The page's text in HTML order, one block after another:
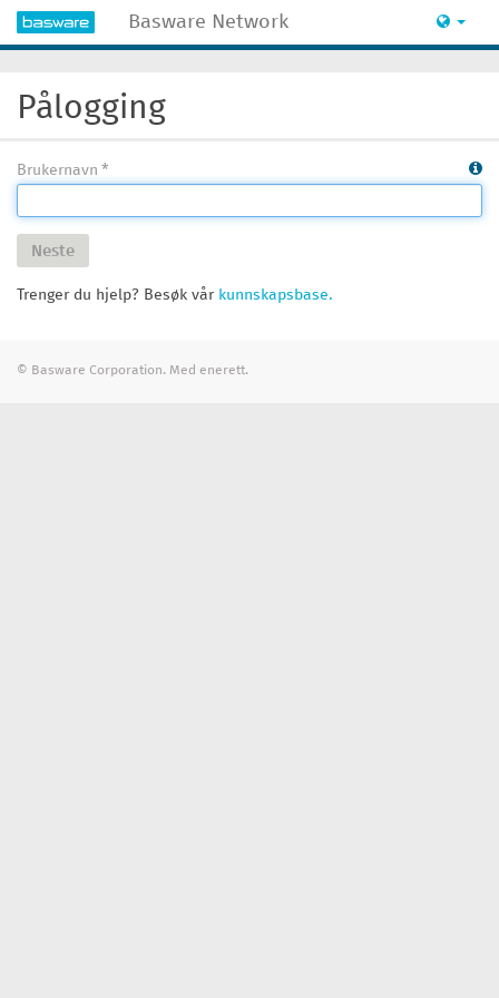
Basware Network
Pålogging
Brukernavn
Neste
Trenger du hjelp? Besøk vår kunnskapsbase.
© Basware Corporation. Med enerett.